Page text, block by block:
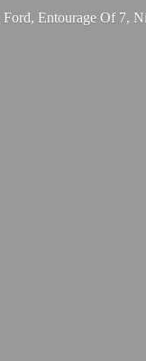
Entourage Of 7,